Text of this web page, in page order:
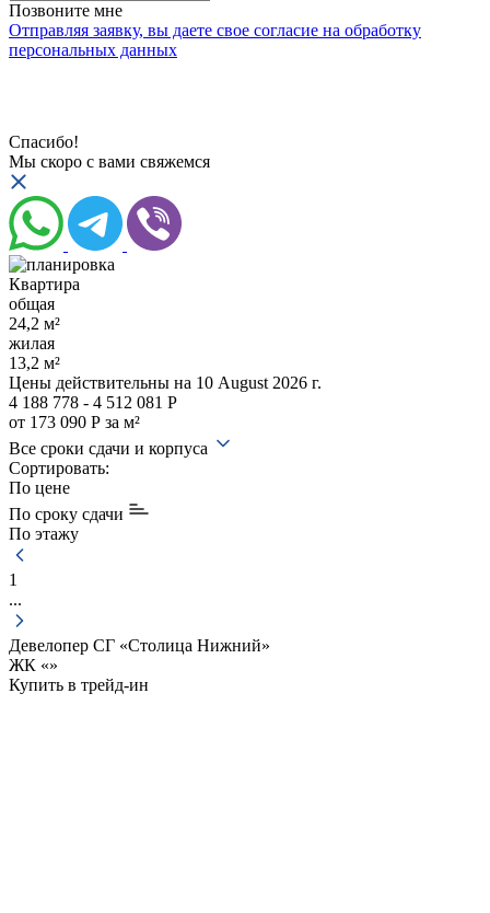
Позвоните мне
Отправляя заявку, вы даете свое согласие на обработку
персональных данных
Спасибо!
Мы скоро с вами свяжемся
Квартира
общая
24,2 м²
жилая
13,2 м²
Цены действительны на 10 August 2026 г.
4 188 778 - 4 512 081 Р
от 173 090 Р за м²
Все сроки сдачи и корпуса
Сортировать:
По цене
По сроку сдачи
По этажу
1
...
Девелопер СГ «Столица Нижний»
ЖК «»
Купить в трейд-ин